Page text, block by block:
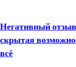
Негативный
скрытая
всё